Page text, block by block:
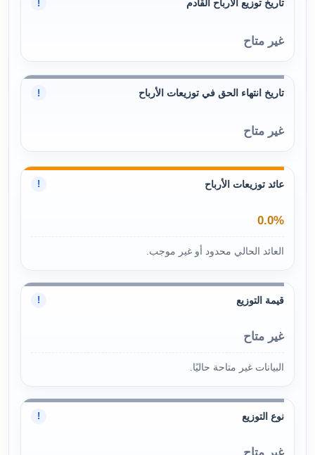
تاريخ توزيع الأرباح القادم !
غير متاح
تاريخ انتهاء الحق في توزيعات الأرباح !
غير متاح
عائد توزيعات الأرباح !
0.0%
العائد الحالي محدود أو غير موجب.
قيمة التوزيع !
غير متاح
البيانات غير متاحة حاليًا.
نوع التوزيع !
غير متاح